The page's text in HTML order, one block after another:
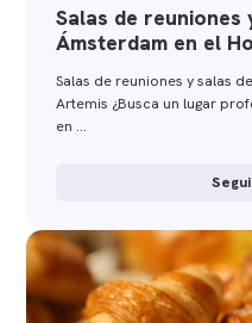
Salas de reuniones
Ámsterdam en el
Salas de reuniones y salas
Artemis ¿Busca un lugar
en …